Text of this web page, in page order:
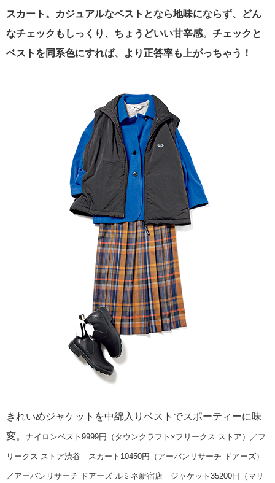
スカート。カジュアルなベストとなら地味にならず、どん
なチェックもしっくり、ちょうどいい甘辛感。チェックと
ベストを同系色にすれば、より正答率も上がっちゃう！
きれいめジャケットを中綿入りベストでスポーティーに味
変。 ナイロンベスト9999円（タウンクラフト×フリークス ストア）／フ
リークス ストア渋谷 スカート10450円（アーバンリサーチ ドアーズ）
／アーバンリサーチ ドアーズ ルミネ新宿店 ジャケット35200円（マリ